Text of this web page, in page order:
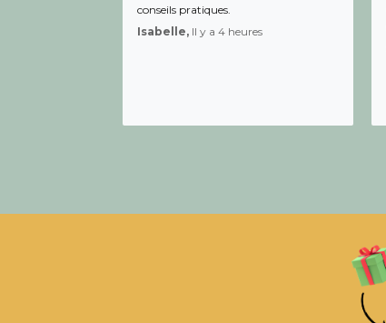
conseils pratiques.
Isabelle, Il y a 4 heures